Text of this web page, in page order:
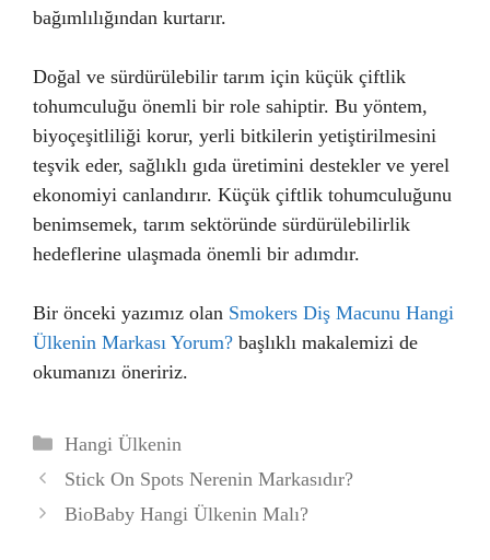
bağımlılığından kurtarır.
Doğal ve sürdürülebilir tarım için küçük çiftlik
tohumculuğu önemli bir role sahiptir. Bu yöntem,
biyoçeşitliliği korur, yerli bitkilerin yetiştirilmesini
teşvik eder, sağlıklı gıda üretimini destekler ve yerel
ekonomiyi canlandırır. Küçük çiftlik tohumculuğunu
benimsemek, tarım sektöründe sürdürülebilirlik
hedeflerine ulaşmada önemli bir adımdır.
Bir önceki yazımız olan Smokers Diş Macunu Hangi
Ülkenin Markası Yorum? başlıklı makalemizi de
okumanızı öneririz.
Kategoriler
Hangi Ülkenin
Stick On Spots Nerenin Markasıdır?
BioBaby Hangi Ülkenin Malı?